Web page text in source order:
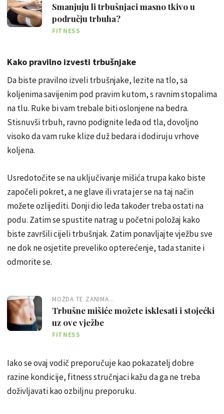
Smanjuju li trbušnjaci masno tkivo u
području trbuha?
FITNESS
Kako pravilno izvesti trbušnjake
Da biste pravilno izveli trbušnjake, lezite na tlo, sa
koljenima savijenim pod pravim kutom, s ravnim stopalima
na tlu. Ruke bi vam trebale biti oslonjene na bedra.
Stisnuvši trbuh, ravno podignite leđa od tla, dovoljno
visoko da vam ruke klize duž bedara i dodiruju vrhove
koljena.
Usredotočite se na uključivanje mišića trupa kako biste
započeli pokret, a ne glave ili vrata jer se na taj način
možete ozlijediti. Donji dio leđa također treba ostati na
podu. Zatim se spustite natrag u početni položaj kako
biste završili cijeli trbušnjak. Zatim ponavljajte vježbu sve
ne dok ne osjetite preveliko opterećenje, tada stanite i
odmorite se.
MOŽDA TE ZANIMA...
Trbušne mišiće možete isklesati i stojećki
uz ove vježbe
FITNESS
Iako se ovaj vodič preporučuje kao pokazatelj dobre
razine kondicije, fitness stručnjaci kažu da ga ne treba
doživljavati kao ozbiljnu preporuku.